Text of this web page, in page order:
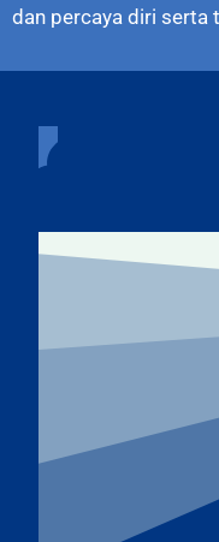
dan percaya diri serta